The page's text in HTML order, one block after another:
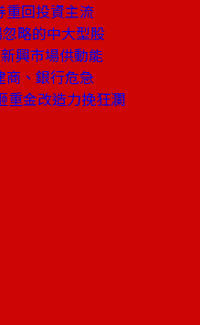
重回投資主流
略的中大型股
興市場供動能
商、銀行危急
重金改造力挽狂瀾